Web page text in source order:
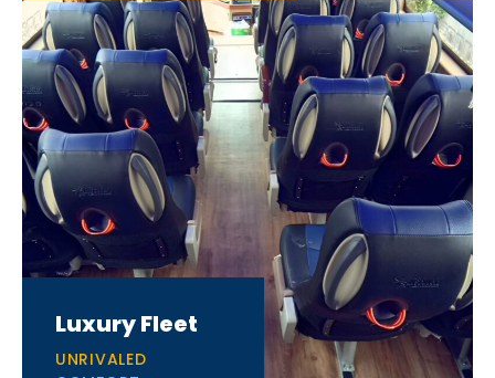
Luxury Fleet
UNRIVALED